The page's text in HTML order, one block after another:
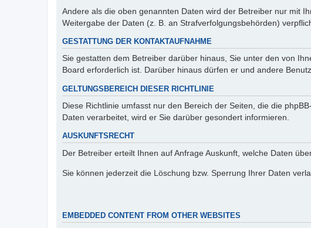
Andere als die oben genannten Daten wird der Betreiber nur mit
Weitergabe der Daten (z. B. an Strafverfolgungsbehörden)
GESTATTUNG DER KONTAKTAUFNAHME
Sie gestatten dem Betreiber darüber hinaus, Sie unter den von
Board erforderlich ist. Darüber hinaus dürfen er und andere
GELTUNGSBEREICH DIESER RICHTLINIE
Diese Richtlinie umfasst nur den Bereich der Seiten, die die
Daten verarbeitet, wird er Sie darüber gesondert informieren.
AUSKUNFTSRECHT
Der Betreiber erteilt Ihnen auf Anfrage Auskunft, welche Daten
Sie können jederzeit die Löschung bzw. Sperrung Ihrer Daten
EMBEDDED CONTENT FROM OTHER WEBSITES